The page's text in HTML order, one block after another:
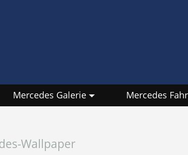
Mercedes Galerie Mercedes
Wallpaper